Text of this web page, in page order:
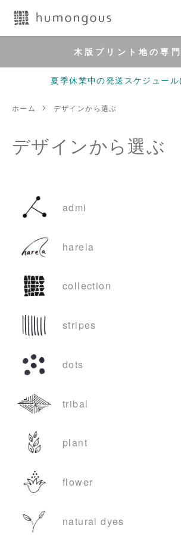
木版プリント地の専
夏季休業中の発送スケジュール
ホーム デザインから選ぶ
デザインから選ぶ
admi
harela
collection
stripes
dots
tribal
plant
flower
natural dyes